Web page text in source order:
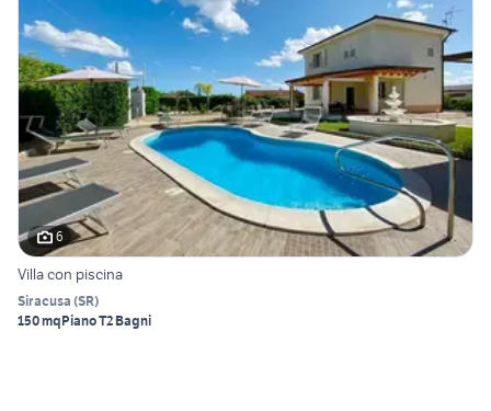
6
Villa con piscina
Siracusa (SR)
150 mqPiano T2 Bagni